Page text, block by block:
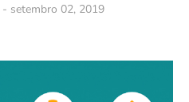
- setembro 02, 2019